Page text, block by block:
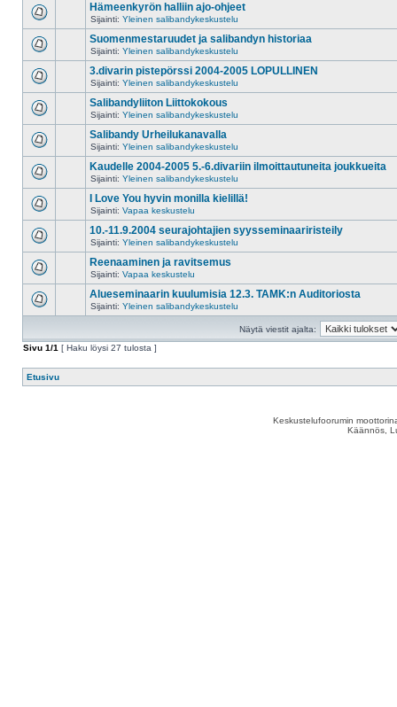
Hämeenkyrön halliin ajo-ohjeet
Sijainti: Yleinen salibandykeskustelu
Suomenmestaruudet ja salibandyn historiaa
Sijainti: Yleinen salibandykeskustelu
3.divarin pistepörssi 2004-2005 LOPULLINEN
Sijainti: Yleinen salibandykeskustelu
Salibandyliiton Liittokokous
Sijainti: Yleinen salibandykeskustelu
Salibandy Urheilukanavalla
Sijainti: Yleinen salibandykeskustelu
Kaudelle 2004-2005 5.-6.divariin ilmoittautuneita joukkueita
Sijainti: Yleinen salibandykeskustelu
I Love You hyvin monilla kielillä!
Sijainti: Vapaa keskustelu
10.-11.9.2004 seurajohtajien syysseminaariristeily
Sijainti: Yleinen salibandykeskustelu
Reenaaminen ja ravitsemus
Sijainti: Vapaa keskustelu
Alueseminaarin kuulumisia 12.3. TAMK:n Auditoriosta
Sijainti: Yleinen salibandykeskustelu
Näytä viestit ajalta:
Sivu 1/1 [ Haku löysi 27 tulosta ]
Etusivu
Keskustelufoorumin
Käännös,